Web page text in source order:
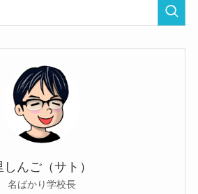
しんご（サト）
名ばかり学校長